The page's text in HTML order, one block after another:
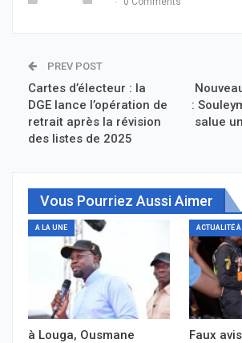
PREV POST
Cartes d’électeur : la
DGE lance l’opération de
retrait après la révision
des listes de 2025
:
salue
Vous Pourriez Aussi Aimer
A LA UNE
à Louga, Ousmane
ACTUALITÉ
Faux